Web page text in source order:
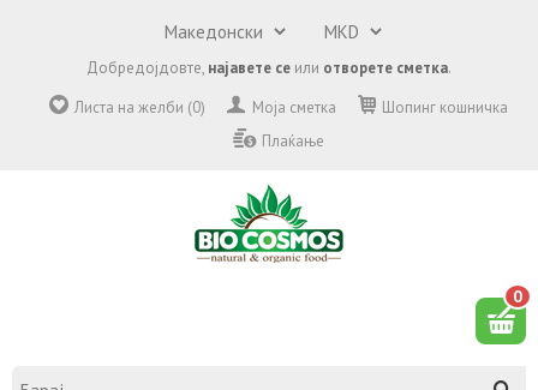
Добредојдовте, најавете се или отворете сметка.
Листа на желби (0)
Моја сметка
Шопинг кошничка
Плаќање
0